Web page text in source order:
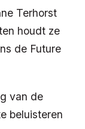
Terhorst
houdt ze
de Future
van de
beluisteren